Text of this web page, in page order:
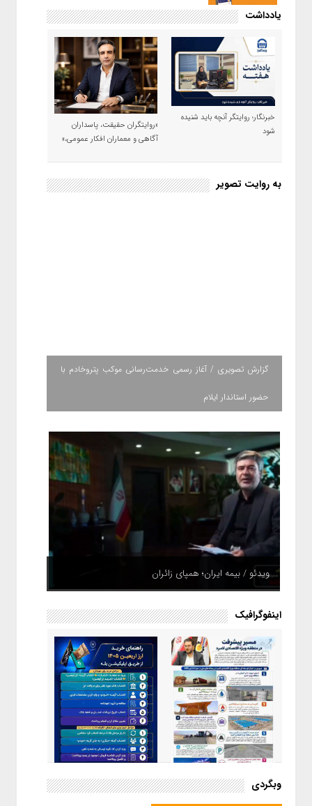
یادداشت
خبرنگار؛ روایتگر آنچه باید شنیده
شود
«روایتگران حقیقت، پاسداران
آگاهی و معماران افکار عمومی،»
به روایت تصویر
گزارش تصویری / آغاز رسمی خدمت‌رسانی موکب پتروخادم با
حضور استاندار ایلام
ویدئو / بیمه ایران؛ همپای زائران
اینفوگرافیک
اینفوگرافیک / مسیر پیشرفت در
اینفوگرافیک / راهنمای خرید ارز
اربعین از طریق اپلیکیشن بله
وبگردی